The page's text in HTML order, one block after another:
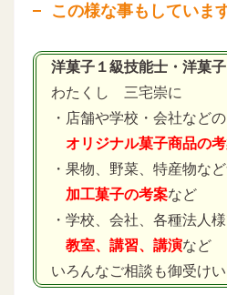
この様な事もしていま
洋菓子１級技能士・洋菓
わたくし 三宅崇に
・店舗や学校・会社などの
オリジナル菓子商品の
・果物、野菜、特産物な
加工菓子の考案など
・学校、会社、各種法人
教室、講習、講演など
いろんなご相談も御受けい